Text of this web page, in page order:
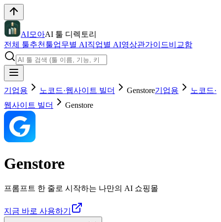
AI모아AI 툴 디렉토리
전체 툴추천툴업무별 AI직업별 AI영상관가이드비교함
기업용 노코드·웹사이트 빌더 Genstore기업용
노코드·
웹사이트 빌더
Genstore
Genstore
프롬프트 한 줄로 시작하는 나만의 AI 쇼핑몰
지금 바로 사용하기